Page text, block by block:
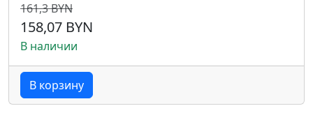
161,3 BYN
158,07 BYN
В наличии
В корзину